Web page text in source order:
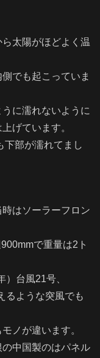
太陽がほどよく温
でも起こっていま
に濡れないように
げています。
下部が濡れてまし
はソーラーフロン
で重量は2ト
台風21号、
るような突風でも
ノが違います。
中国製のはパネル